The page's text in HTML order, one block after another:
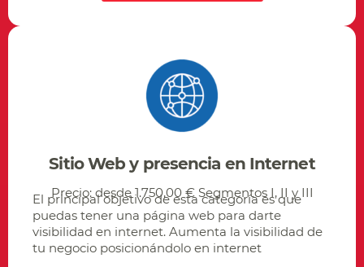
Sitio Web y presencia en Internet
Precio: desde 1.750,00 € Segmentos I, II y III
El principal objetivo de esta categoría es que
puedas tener una página web para darte
visibilidad en internet. Aumenta la visibilidad de
tu negocio posicionándolo en internet